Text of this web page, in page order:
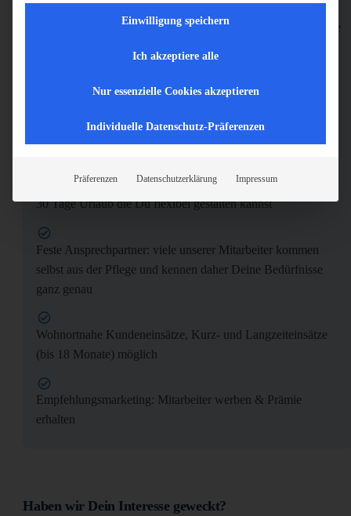
Bei uns bist Du mobil! Es besteht ab dem ersten Arbeitstag
die Möglichkeit, dass ein Firmenfahrzeug inklusive Tankkarte
wir erstatten Dir die Fahrtkosten
30 Tage Urlaub die Du flexibel gestalten kannst
Feste Ansprechpartner: viele unserer Mitarbeiter kommen
selbst aus der Pflege und kennen daher Deine Bedürfnisse
ganz genau
Wohnortnahe Kundeneinsätze, Kurz- und Langzeiteinsätze
(bis 18 Monate) möglich
Empfehlungsmarketing: Mitarbeiter werben & Prämie
erhalten
Haben wir Dein Interesse geweckt?
Einwilligung speichern
Ich akzeptiere alle
Nur essenzielle Cookies akzeptieren
Individuelle Datenschutz-Präferenzen
Präferenzen Datenschutzerklärung Impressum